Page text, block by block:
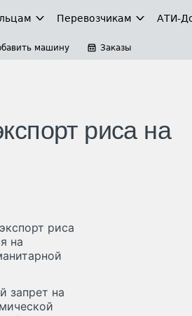
Перевозчикам АТИ-
машину Заказы
риса на
риса
на
запрет на